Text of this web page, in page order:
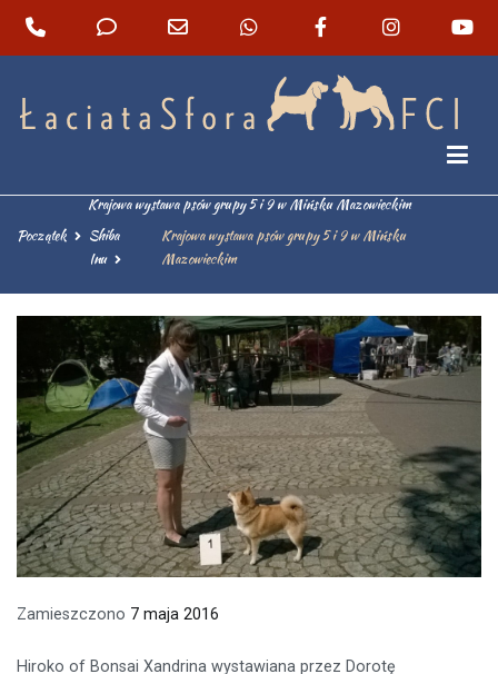
Krajowa wystawa psów grupy 5 i 9 w Mińsku Mazowieckim
Początek
Shiba
Inu
Krajowa wystawa psów grupy 5 i 9 w Mińsku
Mazowieckim
Zamieszczono 7 maja 2016
Hiroko of Bonsai Xandrina wystawiana przez Dorotę